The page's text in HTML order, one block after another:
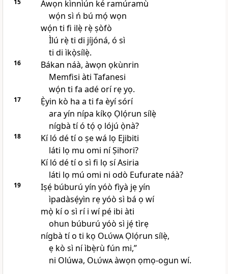
15
Àwọn kìnnìún ké ramúramù
wọ́n sì ń bú mọ́ wọn
wọ́n ti fi ilẹ̀ rẹ̀ ṣòfò
Ìlú rẹ̀ ti di jíjóná, ó sì
ti di ìkọ̀sílẹ̀.
16
Bákan náà, àwọn ọkùnrin
Memfisi àti Tafanesi
wọ́n ti fa adé orí rẹ yọ.
17
Ẹ̀yin kò ha a ti fa èyí sórí
ara yín nípa kíkọ Ọlọ́run sílẹ̀
nígbà tí ó tọ́ ọ lójú ọ̀nà?
18
Kí ló dé tí o ṣe wá lọ Ejibiti
láti lọ mu omi ní Ṣihori?
Kí ló dé tí o sì fi lọ sí Asiria
láti lọ mú omi ni odò Eufurate náà?
19
Iṣẹ́ búburú yín yóò fìyà jẹ yín
ìpadàsẹ́yìn rẹ yóò sì bá ọ wí
mọ̀ kí o sì rí i wí pé ibi àti
ohun búburú yóò sì jẹ́ tìrẹ
nígbà tí o ti kọ OlúwaỌlọ́run sílẹ̀,
ẹ kò sì ní ìbẹ̀rù fún mi,”
ni Olúwa, Olúwaàwọn ọmọ-ogun wí.